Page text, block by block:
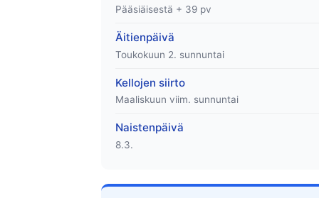
Pääsiäisestä + 39 pv
Äitienpäivä
Toukokuun 2. sunnuntai
Kellojen siirto
Maaliskuun viim. sunnuntai
Naistenpäivä
8.3.